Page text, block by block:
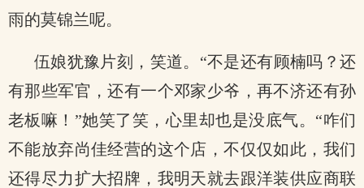
雨的莫锦兰呢。
伍娘犹豫片刻，笑道。“不是还有顾楠吗？还
有那些军官，还有一个邓家少爷，再不济还有孙
老板嘛！”她笑了笑，心里却也是没底气。“咋们
不能放弃尚佳经营的这个店，不仅仅如此，我们
还得尽力扩大招牌，我明天就去跟洋装供应商联